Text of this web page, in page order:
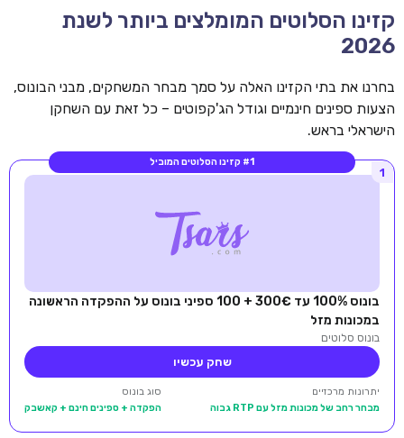
קזינו הסלוטים המומלצים ביותר לשנת
2026
בחרנו את בתי הקזינו האלה על סמך מבחר המשחקים, מבני הבונוס,
הצעות ספינים חינמיים וגודל הג'קפוטים – כל זאת עם השחקן
הישראלי בראש.
#1 קזינו הסלוטים המוביל
1
בונוס 100% עד 300€ + 100 ספיני בונוס על ההפקדה הראשונה
במכונות מזל
בונוס סלוטים
שחק עכשיו
יתרונות מרכזיים
מבחר רחב של מכונות מזל עם RTP גבוה
סוג בונוס
הפקדה + ספינים חינם + קאשבק